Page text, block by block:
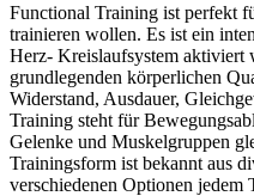
Functional Training ist perfekt
trainieren wollen. Es ist ein
Herz- Kreislaufsystem
grundlegenden körperlichen
Widerstand, Ausdauer,
Training steht für
Gelenke und Muskelgruppen
Trainingsform ist bekannt aus
verschiedenen Optionen jedem